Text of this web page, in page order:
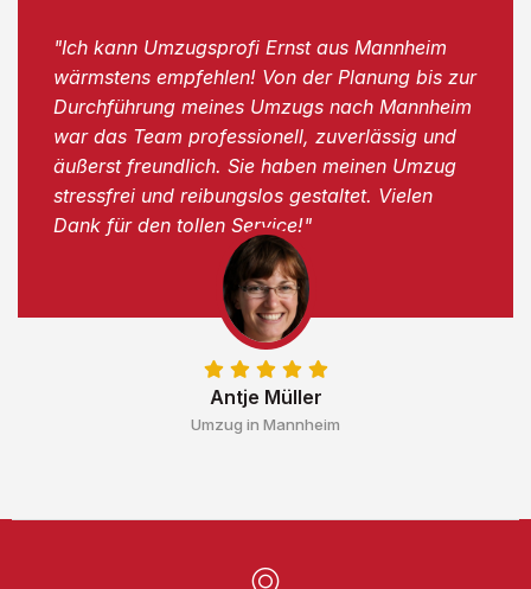
Antje Müller
Umzug in Mannheim
"Ich kann Umzugsprofi Ernst aus Mannheim
wärmstens empfehlen! Von der Planung bis zur
Durchführung meines Umzugs nach Mannheim
war das Team professionell, zuverlässig und
äußerst freundlich. Sie haben meinen Umzug
stressfrei und reibungslos gestaltet. Vielen
Dank für den tollen Service!"